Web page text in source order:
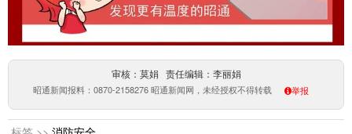
审核：莫娟 责任编辑：李丽娟
昭通新闻报料：0870-2158276 昭通新闻网，未经授权不得转载 举报